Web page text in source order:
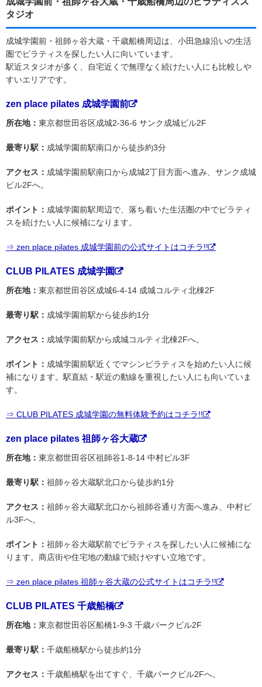
タジオ
成城学園前・祖師ヶ谷大蔵・千歳船橋周辺は、小田急線沿いの生活
圏でピラティスを探したい人に向いています。
駅近スタジオが多く、自宅近くで無理なく続けたい人にも比較しや
すいエリアです。
zen place pilates 成城学園前
所在地： 東京都世田谷区成城2-36-6 サンク成城ビル2F
最寄り駅： 成城学園前駅南口から徒歩約3分
アクセス： 成城学園前駅南口から成城2丁目方面へ進み、サンク成城
ビル2Fへ。
ポイント： 成城学園前駅周辺で、落ち着いた生活圏の中でピラティ
スを続けたい人に候補になります。
⇒ zen place pilates 成城学園前の公式サイトはコチラ!!
CLUB PILATES 成城学園
所在地： 東京都世田谷区成城6-4-14 成城コルティ北棟2F
最寄り駅： 成城学園前駅から徒歩約1分
アクセス： 成城学園前駅から成城コルティ北棟2Fへ。
ポイント： 成城学園前駅近くでマシンピラティスを始めたい人に候
補になります。駅直結・駅近の動線を重視したい人にも向いていま
す。
⇒ CLUB PILATES 成城学園の無料体験予約はコチラ!!
zen place pilates 祖師ヶ谷大蔵
所在地： 東京都世田谷区祖師谷1-8-14 中村ビル3F
最寄り駅： 祖師ヶ谷大蔵駅北口から徒歩約1分
アクセス： 祖師ヶ谷大蔵駅北口から祖師谷通り方面へ進み、中村ビ
ル3Fへ。
ポイント： 祖師ヶ谷大蔵駅前でピラティスを探したい人に候補にな
ります。商店街や住宅地の動線で続けやすい立地です。
⇒ zen place pilates 祖師ヶ谷大蔵の公式サイトはコチラ!!
CLUB PILATES 千歳船橋
所在地： 東京都世田谷区船橋1-9-3 千歳パークビル2F
最寄り駅： 千歳船橋駅から徒歩約1分
アクセス： 千歳船橋駅を出てすぐ、千歳パークビル2Fへ。